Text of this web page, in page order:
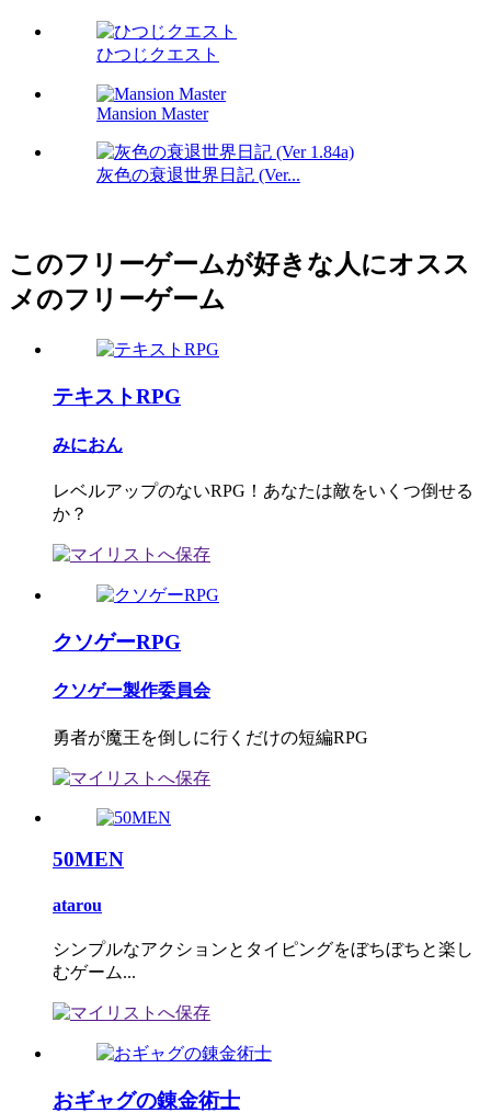
ひつじクエスト
Mansion Master
灰色の衰退世界日記 (Ver...
このフリーゲームが好きな人にオスス
メのフリーゲーム
テキストRPG
みにおん
レベルアップのないRPG！あなたは敵をいくつ倒せる
か？
クソゲーRPG
クソゲー製作委員会
勇者が魔王を倒しに行くだけの短編RPG
50MEN
atarou
シンプルなアクションとタイピングをぼちぼちと楽し
むゲーム...
おギャグの錬金術士